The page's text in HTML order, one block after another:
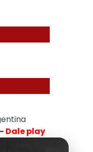
Dale play